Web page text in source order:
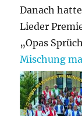
Danach
Lieder
„Opas
Mischung